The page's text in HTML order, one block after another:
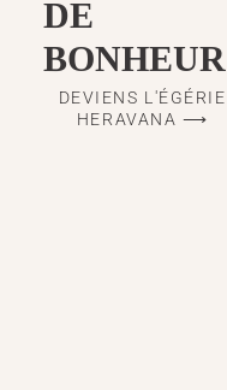
DE
BONHEUR
DEVIENS L'ÉGÉRIE
HERAVANA ⟶